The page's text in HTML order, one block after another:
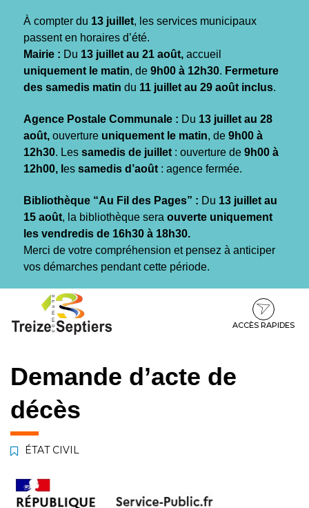
À compter du 13 juillet, les services municipaux
passent en horaires d’été.
Mairie : Du 13 juillet au 21 août, accueil
uniquement le matin, de 9h00 à 12h30. Fermeture
des samedis matin du 11 juillet au 29 août inclus.
Agence Postale Communale : Du 13 juillet au 28
août, ouverture uniquement le matin, de 9h00 à
12h30. Les samedis de juillet : ouverture de 9h00 à
12h00, l es samedis d’août : agence fermée.
Bibliothèque “Au Fil des Pages” : Du 13 juillet au
15 août, la bibliothèque sera ouverte uniquement
les vendredis de 16h30 à 18h30.
Merci de votre compréhension et pensez à anticiper
vos démarches pendant cette période.
contenu
pied
ACCÈS RAPIDES
Demande d’acte de
décès
ÉTAT CIVIL